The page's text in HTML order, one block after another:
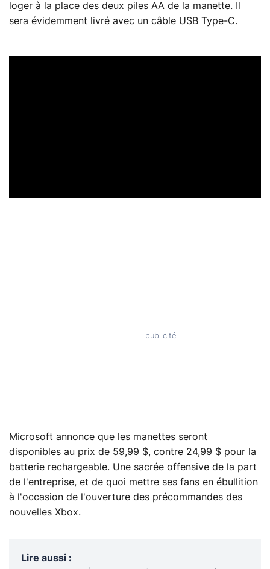
loger à la place des deux piles AA de la manette. Il
sera évidemment livré avec un câble USB Type-C.
Microsoft annonce que les manettes seront
disponibles au prix de 59,99 $, contre 24,99 $ pour la
batterie rechargeable. Une sacrée offensive de la part
de l'entreprise, et de quoi mettre ses fans en ébullition
à l'occasion de l'ouverture des précommandes des
nouvelles Xbox.
Lire aussi :